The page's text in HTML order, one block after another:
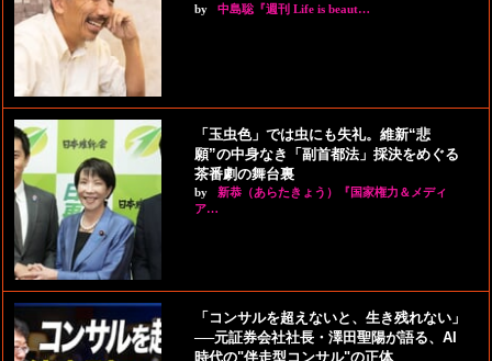
by 中島聡『週刊 Life is beaut…
「玉虫色」では虫にも失礼。維新“悲
願”の中身なき「副首都法」採決をめぐる
茶番劇の舞台裏
by
新恭（あらたきょう）『国家権力＆メディ
ア…
「コンサルを超えないと、生き残れない」
──元証券会社社長・澤田聖陽が語る、AI
時代の"伴走型コンサル"の正体